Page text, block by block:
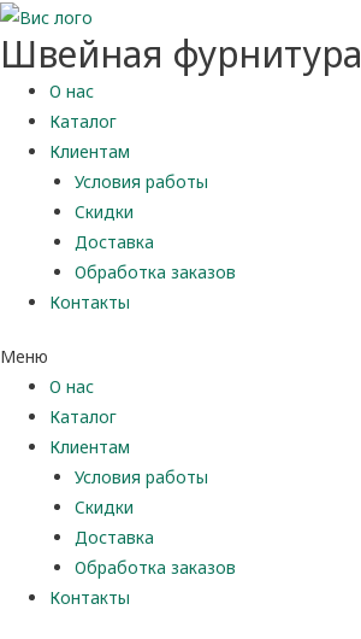
Швейная фурнитура
О нас
Каталог
Клиентам
Условия работы
Скидки
Доставка
Обработка заказов
Контакты
Меню
О нас
Каталог
Клиентам
Условия работы
Скидки
Доставка
Обработка заказов
Контакты